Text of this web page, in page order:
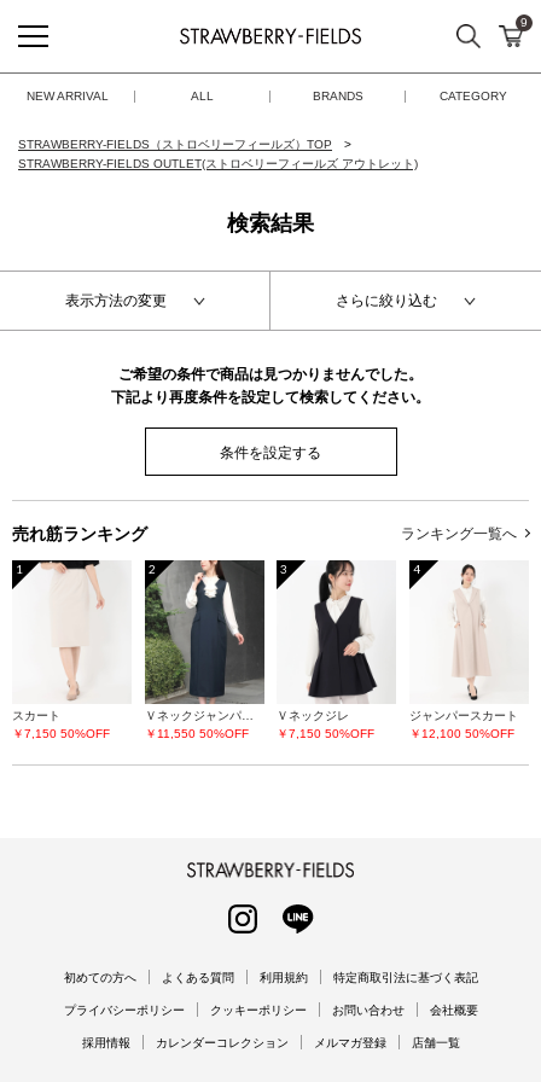
STRAWBERRY-FIELDS
検索 カ
9
NEW ARRIVAL ALL BRANDS CATEGORY
STRAWBERRY-FIELDS（ストロベリーフィールズ）TOP
STRAWBERRY-FIELDS OUTLET(ストロベリーフィールズ アウトレット)
検索結果
表示方法の変更 さらに絞り込む
ご希望の条件で商品は見つかりませんでした。
下記より再度条件を設定して検索してください。
条件を設定する
売れ筋ランキング ランキング一覧へ
1
スカート
￥7,150 50%OFF
2
Ｖネックジャンパースカート
￥11,550 50%OFF
3
Ｖネックジレ
￥7,150 50%OFF
4
ジャンパースカート
￥12,100 50%OFF
INSTAGRAM
初めての方へ よくある質問 利用規約 特定商取引法に基づく表記
プライバシーポリシー クッキーポリシー お問い合わせ 会社概要
採用情報 カレンダーコレクション メルマガ登録 店舗一覧